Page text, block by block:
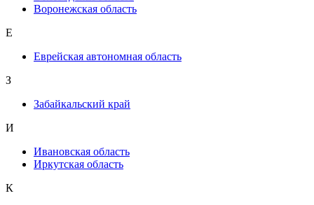
Воронежская область
Е
Еврейская автономная область
З
Забайкальский край
И
Ивановская область
Иркутская область
К